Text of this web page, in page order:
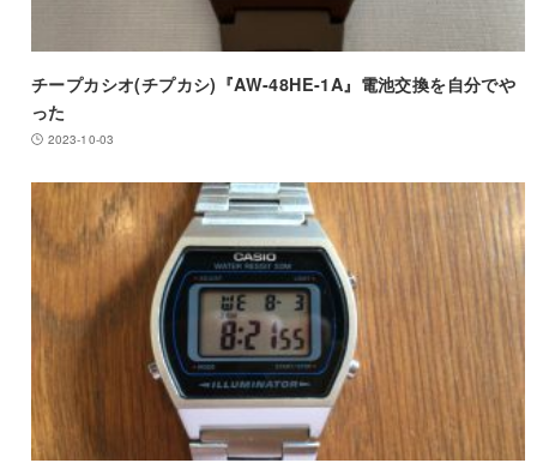
チープカシオ(チプカシ)『AW-48HE-1A』電池交換を自分でや
った
2023-10-03